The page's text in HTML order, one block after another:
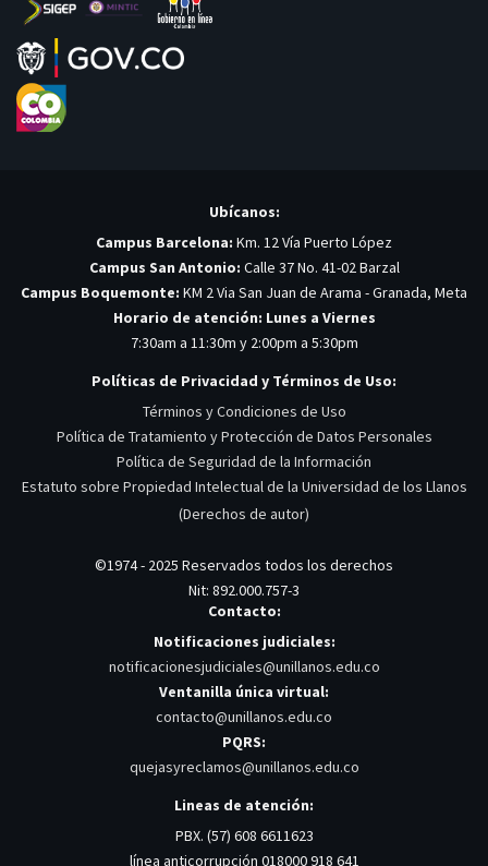
Ubícanos:
Campus Barcelona: Km. 12 Vía Puerto López
Campus San Antonio: Calle 37 No. 41-02 Barzal
Campus Boquemonte: KM 2 Via San Juan de Arama - Granada, Meta
Horario de atención: Lunes a Viernes
7:30am a 11:30m y 2:00pm a 5:30pm
Políticas de Privacidad y Términos de Uso:
Términos y Condiciones de Uso
Política de Tratamiento y Protección de Datos Personales
Política de Seguridad de la Información
Estatuto sobre Propiedad Intelectual de la Universidad de los Llanos
(Derechos de autor)
©1974 - 2025 Reservados todos los derechos
Nit: 892.000.757-3
Contacto:
Notificaciones judiciales:
notificacionesjudiciales@unillanos.edu.co
Ventanilla única virtual:
contacto@unillanos.edu.co
PQRS:
quejasyreclamos@unillanos.edu.co
Lineas de atención:
PBX. (57) 608 6611623
línea anticorrupción 018000 918 641